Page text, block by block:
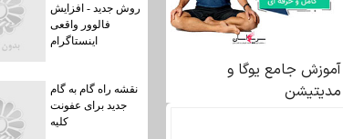
روش جدید - افزایش
فالوور واقعی
اینستاگرام
نقشه راه گام به گام
جدید برای عفونت
کلیه